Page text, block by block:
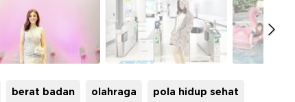
berat badan olahraga pola hidup sehat